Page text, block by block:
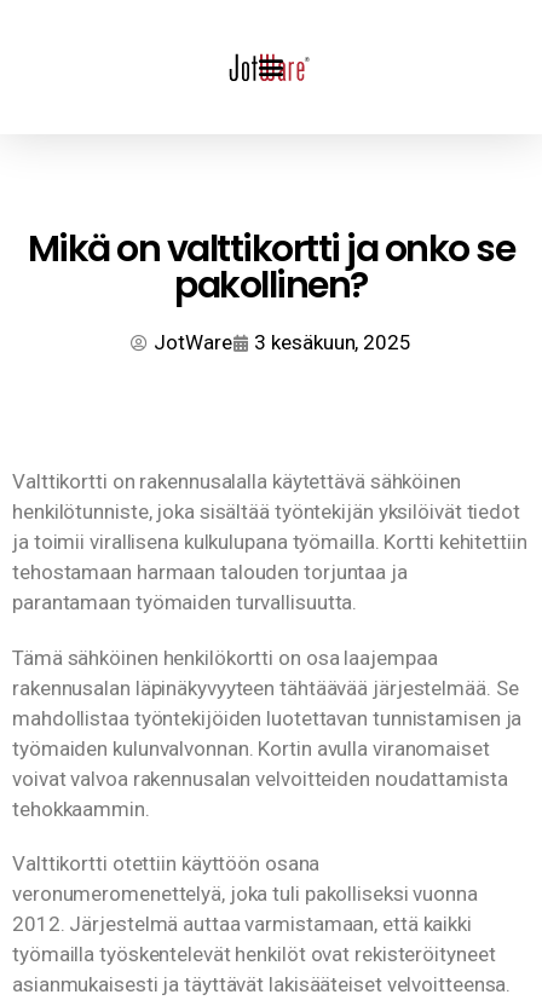
Mikä on valttikortti ja onko se
pakollinen?
JotWare 3 kesäkuun, 2025
Valttikortti on rakennusalalla käytettävä sähköinen
henkilötunniste, joka sisältää työntekijän yksilöivät tiedot
ja toimii virallisena kulkulupana työmailla. Kortti kehitettiin
tehostamaan harmaan talouden torjuntaa ja
parantamaan työmaiden turvallisuutta.
Tämä sähköinen henkilökortti on osa laajempaa
rakennusalan läpinäkyvyyteen tähtäävää järjestelmää. Se
mahdollistaa työntekijöiden luotettavan tunnistamisen ja
työmaiden kulunvalvonnan. Kortin avulla viranomaiset
voivat valvoa rakennusalan velvoitteiden noudattamista
tehokkaammin.
Valttikortti otettiin käyttöön osana
veronumeromenettelyä, joka tuli pakolliseksi vuonna
2012. Järjestelmä auttaa varmistamaan, että kaikki
työmailla työskentelevät henkilöt ovat rekisteröityneet
asianmukaisesti ja täyttävät lakisääteiset velvoitteensa.